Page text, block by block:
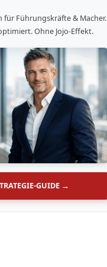
für Führungskräfte & Macher.
Ohne Jojo-Effekt.
GUIDE →